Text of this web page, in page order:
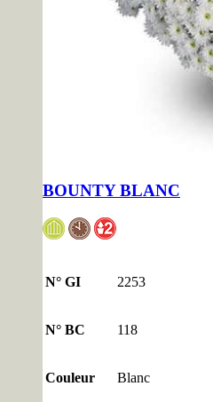
BOUNTY BLANC
N° GI 2253
N° BC 118
Couleur Blanc